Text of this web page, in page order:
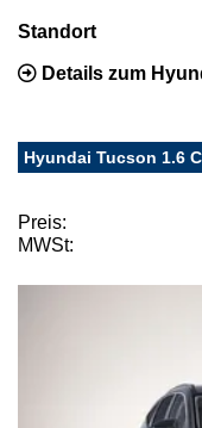
Standort
Details zum
Hyundai Tucson 1.6
Preis:
MWSt: